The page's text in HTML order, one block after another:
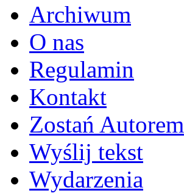
Archiwum
O nas
Regulamin
Kontakt
Zostań Autorem
Wyślij tekst
Wydarzenia